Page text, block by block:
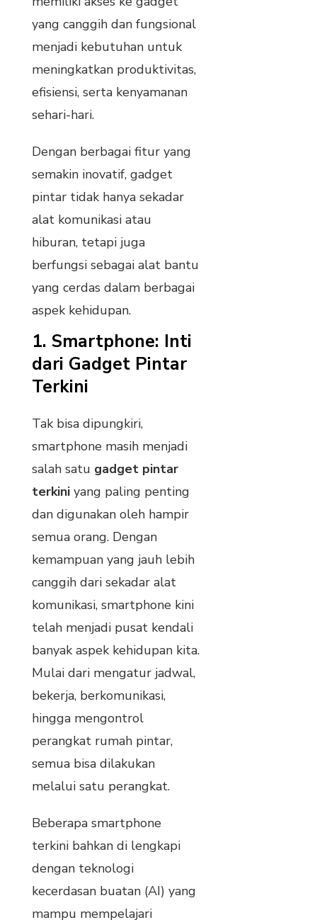
yang canggih dan fungsional
menjadi kebutuhan untuk
meningkatkan produktivitas,
efisiensi, serta kenyamanan
sehari-hari.
Dengan berbagai fitur yang
semakin inovatif, gadget
pintar tidak hanya sekadar
alat komunikasi atau
hiburan, tetapi juga
berfungsi sebagai alat bantu
yang cerdas dalam berbagai
aspek kehidupan.
1. Smartphone: Inti
dari Gadget Pintar
Terkini
Tak bisa dipungkiri,
smartphone masih menjadi
salah satu gadget pintar
terkini yang paling penting
dan digunakan oleh hampir
semua orang. Dengan
kemampuan yang jauh lebih
canggih dari sekadar alat
komunikasi, smartphone kini
telah menjadi pusat kendali
banyak aspek kehidupan kita.
Mulai dari mengatur jadwal,
bekerja, berkomunikasi,
hingga mengontrol
perangkat rumah pintar,
semua bisa dilakukan
melalui satu perangkat.
Beberapa smartphone
terkini bahkan di lengkapi
dengan teknologi
kecerdasan buatan (AI) yang
mampu mempelajari